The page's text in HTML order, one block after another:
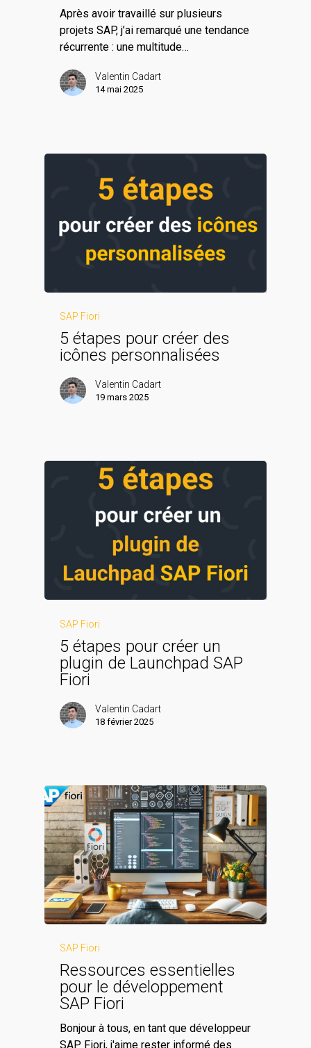
Après avoir travaillé sur plusieurs
projets SAP, j’ai remarqué une tendance
récurrente : une multitude…
Valentin Cadart
14 mai 2025
SAP Fiori
5 étapes pour créer des
icônes personnalisées
Valentin Cadart
19 mars 2025
SAP Fiori
5 étapes pour créer un
plugin de Launchpad SAP
Fiori
Valentin Cadart
18 février 2025
SAP Fiori
Ressources essentielles
pour le développement
SAP Fiori
Bonjour à tous, en tant que développeur
SAP Fiori, j'aime rester informé des